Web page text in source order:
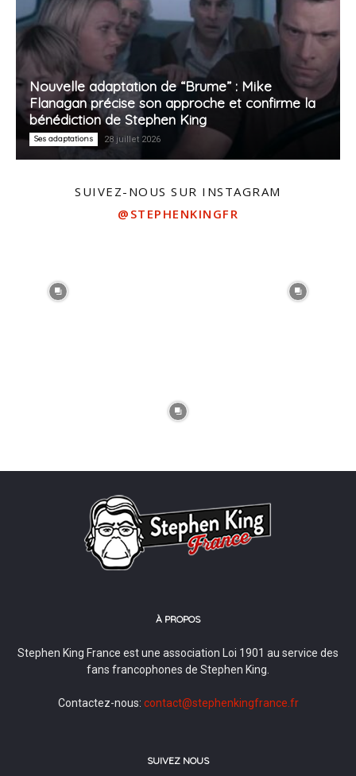
Nouvelle adaptation de “Brume” : Mike
Flanagan précise son approche et confirme la
bénédiction de Stephen King
Ses adaptations 28 juillet 2026
SUIVEZ-NOUS SUR INSTAGRAM
@STEPHENKINGFR
À PROPOS
Stephen King France est une association Loi 1901 au service des
fans francophones de Stephen King.
Contactez-nous: contact@stephenkingfrance.fr
SUIVEZ NOUS